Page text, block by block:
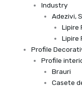
Industry
Adezivi,
Lipire
Lipire
Profile
Profile
Brauri
Casete